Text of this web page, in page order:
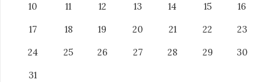
10
11 12 13 14 15
16
17
18 19 20 21 22
23
24
25 26 27 28 29
30
31